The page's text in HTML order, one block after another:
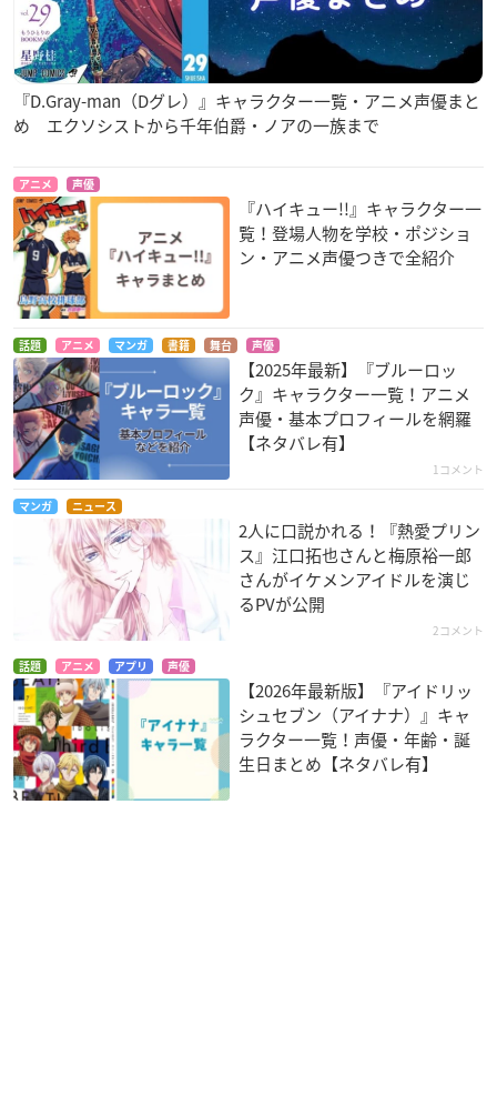
『D.Gray-man（Dグレ）』キャラクター一覧・アニメ声優まと
め エクソシストから千年伯爵・ノアの一族まで
アニメ 声優
『ハイキュー!!』キャラクター一
覧！登場人物を学校・ポジショ
ン・アニメ声優つきで全紹介
話題 アニメ マンガ 書籍 舞台 声優
【2025年最新】『ブルーロッ
ク』キャラクター一覧！アニメ
声優・基本プロフィールを網羅
【ネタバレ有】
1コメント
マンガ ニュース
2人に口説かれる！『熱愛プリン
ス』江口拓也さんと梅原裕一郎
さんがイケメンアイドルを演じ
るPVが公開
2コメント
話題 アニメ アプリ 声優
【2026年最新版】『アイドリッ
シュセブン（アイナナ）』キャ
ラクター一覧！声優・年齢・誕
生日まとめ【ネタバレ有】